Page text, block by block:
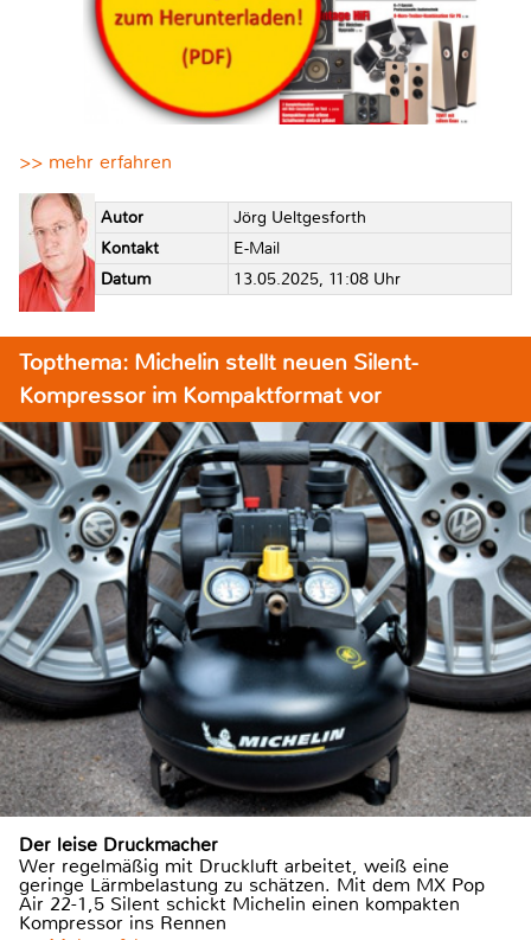
>> mehr erfahren
Autor
Jörg Ueltgesforth
Kontakt
E-Mail
Datum
13.05.2025, 11:08 Uhr
Topthema: Michelin stellt neuen Silent-
Kompressor im Kompaktformat vor
Der leise Druckmacher
Wer regelmäßig mit Druckluft arbeitet, weiß eine
geringe Lärmbelastung zu schätzen. Mit dem MX Pop
Air 22-1,5 Silent schickt Michelin einen kompakten
Kompressor ins Rennen